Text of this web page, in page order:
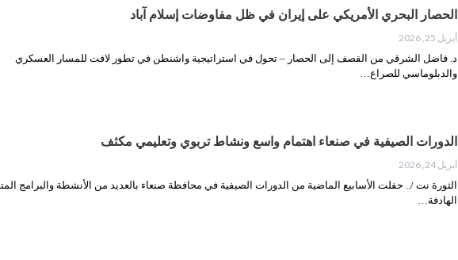
الحصار البحري الأمريكي على إيران في ظل مفاوضات إسلام آباد
أبريل 25, 2026
د. فاضل الشرقي من القصف إلى الحصار – تحول في استراتيجية واشنطن في تطور لافت للمسار العسكري
والدبلوماسي للصراع…
الدورات الصيفية في صنعاء اهتمام واسع ونشاط تربوي وتعليمي مكثف
أبريل 24, 2026
الثورة نت /.. حفلت الأسابيع الماضية من الدورات الصيفية في محافظة صنعاء بالعديد من الأنشطة والبرامج
الهادفة…